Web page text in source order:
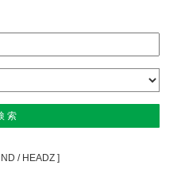
/ HEADZ ]